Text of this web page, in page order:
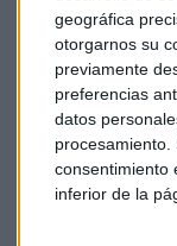
geográfica
otorgarnos su
previamente
preferencias
datos
consentimiento
inferior de la